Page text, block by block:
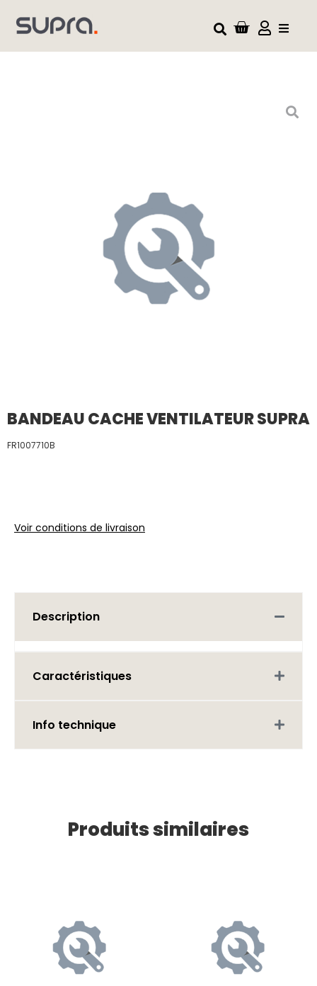
BANDEAU CACHE VENTILATEUR SUPRA
FR1007710B
Voir conditions de livraison
Description
Caractéristiques
Info technique
Produits similaires